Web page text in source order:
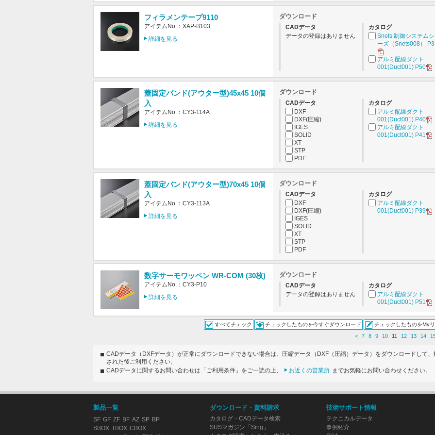
フィラメンテープ9110
アイテムNo.：XAP-B103
詳細を見る
ダウンロード
CADデータ
データの登録はありません
カタログ
Snets 制御システムシ
ーズ（Snets008）
アルミ配線ダクト
001(Duct001) P50
蓋固定バンド(アウター型)45x45 10個
入
アイテムNo.：CY3-114A
詳細を見る
ダウンロード
CADデータ
DXF
DXF(圧縮)
IGES
SOLID
XT
STP
PDF
カタログ
アルミ配線ダクト
001(Duct001) P40
アルミ配線ダクト
001(Duct001) P41
蓋固定バンド(アウター型)70x45 10個
入
アイテムNo.：CY3-113A
詳細を見る
ダウンロード
CADデータ
DXF
DXF(圧縮)
IGES
SOLID
XT
STP
PDF
カタログ
アルミ配線ダクト
001(Duct001) P39
数字サーモワッペン WR-COM (30枚)
アイテムNo.：CY3-P10
詳細を見る
ダウンロード
CADデータ
データの登録はありません
カタログ
アルミ配線ダクト
001(Duct001) P51
すべてチェック チェックしたものを今すぐダウンロード
チェックしたものをMy
<
7 8 9 10 11 12 13 14
CADデータ（DXFデータ）が正常にダウンロードできない場合は、圧縮データ（DXF（圧縮）データ）をダウンロードして、
された後ご利用ください。
CADデータに関するお問い合わせは「ご利用条件」をご一読の上、
お近くの営業所 までお気軽にお問い合わせください。
製品一覧
SF GF ZF BF AZ SP BP
SBOX TBOX CBOX
ダウンロード・資料請求
カタログ・CADデータ検索
SUSマガジン「Sing」
技術サポート情報
テクニカルデータ
事例紹介